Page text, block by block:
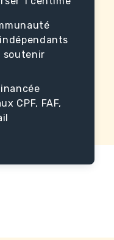
soutenir
CPF, FAF,